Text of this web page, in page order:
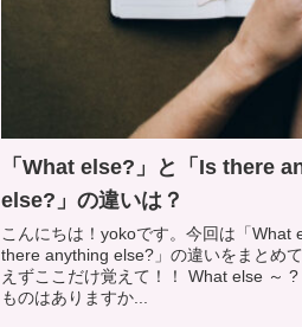
「What else?」と「Is there
else?」の違いは？
こんにちは！yokoです。今回は「What
there anything else?」の違いをまとめ
えずここだけ覚えて！！ What else ～
ものはありますか...